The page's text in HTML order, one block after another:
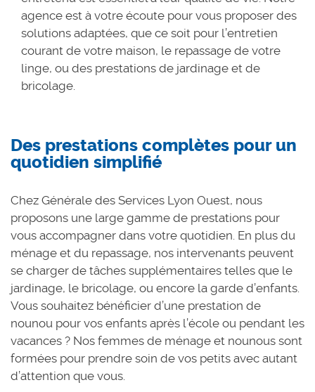
agence est à votre écoute pour vous proposer des
solutions adaptées, que ce soit pour l’entretien
courant de votre maison, le repassage de votre
linge, ou des prestations de jardinage et de
bricolage.
Des prestations complètes pour un
quotidien simplifié
Chez Générale des Services Lyon Ouest, nous
proposons une large gamme de prestations pour
vous accompagner dans votre quotidien. En plus du
ménage et du repassage, nos intervenants peuvent
se charger de tâches supplémentaires telles que le
jardinage, le bricolage, ou encore la garde d’enfants.
Vous souhaitez bénéficier d’une prestation de
nounou pour vos enfants après l’école ou pendant les
vacances ? Nos femmes de ménage et nounous sont
formées pour prendre soin de vos petits avec autant
d’attention que vous.